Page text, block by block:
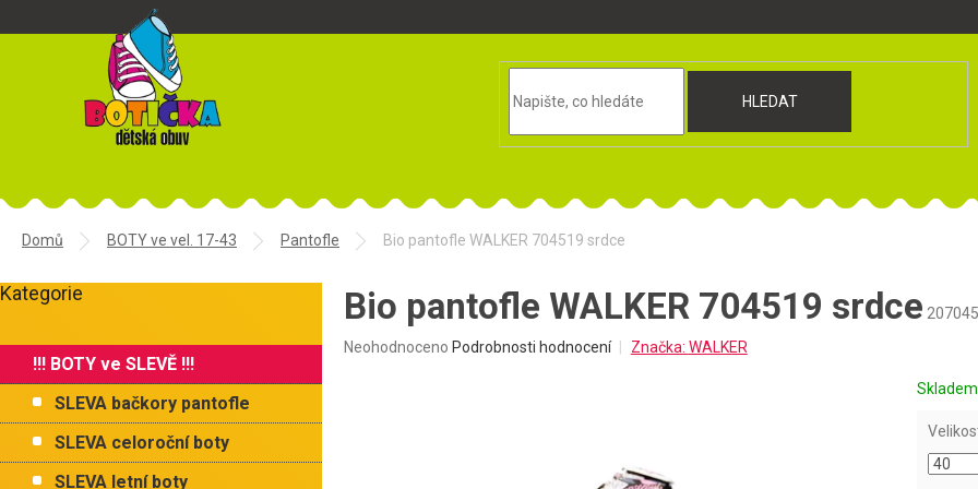
HLEDAT
Domů BOTY ve vel. 17-43 Pantofle Bio pantofle WALKER 704519 srdce
o
t
n
í
Přeskočit
Kategorie
!!! BOTY ve SLEVĚ !!!
SLEVA bačkory pantofle
SLEVA celoroční boty
SLEVA letní boty
Bio pantofle WALKER 704519 srdce
Průměrné
Neohodnoceno Podrobnosti hodnocení Značka: WALKER
Skladem